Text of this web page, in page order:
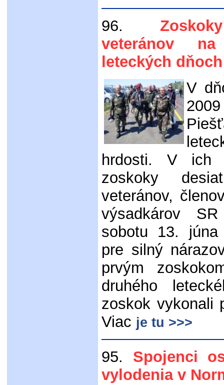
96.
veteránov
leteckých dňoch
V
hrdosti. V ich
zoskoky
veteránov,
výsadkárov
sobotu 13.
pre silný
prvým
druhého
zoskok vykonali
Viac je tu >>>
95.
Spojenci
vylodenia v